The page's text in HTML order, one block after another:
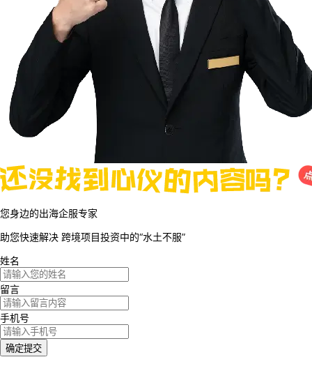
您身边的出海企服专家
助您快速解决 跨境项目投资中的“水土不服”
姓名
留言
手机号
确定提交